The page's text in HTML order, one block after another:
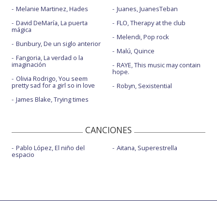
Melanie Martinez, Hades
David DeMaría, La puerta
mágica
Bunbury, De un siglo anterior
Fangoria, La verdad o la
imaginación
Olivia Rodrigo, You seem
pretty sad for a girl so in love
James Blake, Trying times
Juanes, JuanesTeban
FLO, Therapy at the club
Melendi, Pop rock
Malú, Quince
RAYE, This music may contain
hope.
Robyn, Sexistential
CANCIONES
Pablo López, El niño del
espacio
Aitana, Superestrella